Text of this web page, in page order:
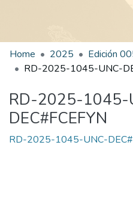
Home 2025
RD-2025-1045-
DEC#FCEFYN
RD-2025-1045-UNC-